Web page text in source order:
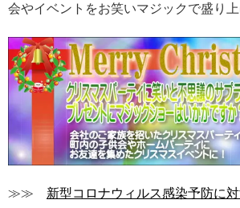
会やイベントをお笑いマジックで盛り上
≫≫ 新型コロナウィルス感染予防に